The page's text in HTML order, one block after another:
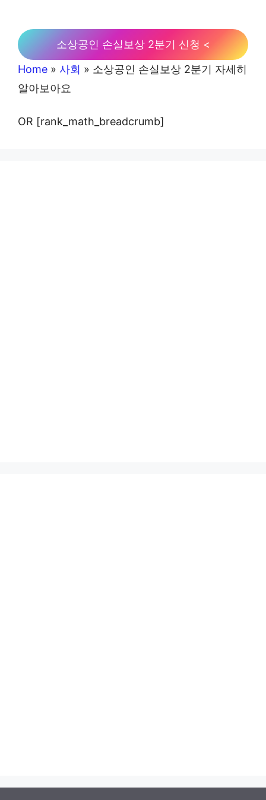
소상공인 손실보상 2분기 신청 <
Home » 사회 » 소상공인 손실보상 2분기 자세히
알아보아요
OR [rank_math_breadcrumb]